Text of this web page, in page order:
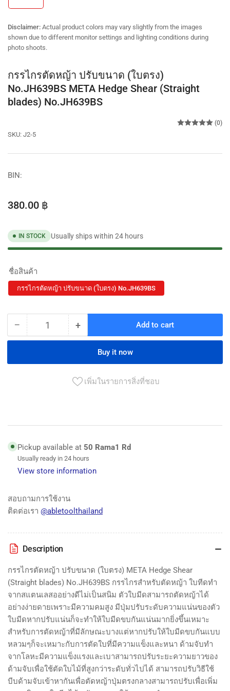
Disclaimer: Actual product colors may vary slightly from the images
shown due to different monitor settings and lighting conditions during
photo shoots.
กรรไกรตัดหญ้า ปรับขนาด (ใบตรง)
No.JH639BS META Hedge Shear (Straight
blades) No.JH639BS
SKU: J2-5
(0)
BIN:
Regular
380.00 ฿
IN STOCK Usually ships within 24 hours
ชื่อสินค้า
กรรไกรตัดหญ้า ปรับขนาด (ใบตรง) No.JH639BS
− Decrease
quantity
กรรไกร
ขนาด
ตรง)
No.JH639BS
META
Shear
(Straight
No.JH639BS
Quantity +Increase
quantity
กรรไกร
ตัด
ขนาด
ตรง)
No.JH639BS
META
(Straight
No.JH639BS
Add to cart
Buy it now
เพิ่มในรายการสิ่งที่ชอบ
Pickup available at 50 Rama1 Rd
Usually ready in 24 hours
View store information
สอบถามการใช้งาน
ติดต่อเรา @abletoolthailand
Description
กรรไกรตัดหญ้า ปรับขนาด (ใบตรง) META Hedge Shear
(Straight blades) No.JH639BS กรรไกรสำหรับตัดหญ้า ใบทีดทำ
จากสแตนเลสออย่างดีไม่เป็นสนิม ตัวใบมีดสามารถตัดหญ้าได้
อย่างง่ายดายเพราะมีความคมสูง มีปุ่มปรับระดับความแน่นของตัว
ใบมีดหากปรับแน่นก็จะทำให้ใบมีดขบกันแน่นมากยิ่งขึ้นเหมาะ
สำหรับการตัดหญ้าที่มีลักษณะบางแต่หากปรับให้ใบมีดขบกันแบบ
หลวมๆก็จะเหมาะกับการตัดใบที่มีความแข็งและหนา ด้ามจับทำ
จากโลหะมีความแข็งแรงและเบาสามารถปรับระยะความยาวของ
ด้ามจับเพื่อใช้ตัดใบไม้ที่สูงกว่าระดับทั่วไปได้ สามารถปรับวิธีใช้
บีบด้ามจับเข้าหากันเพื่อตัดหญ้าปุ่มตรงกลางสามารถปรับเพื่อเพิ่ม